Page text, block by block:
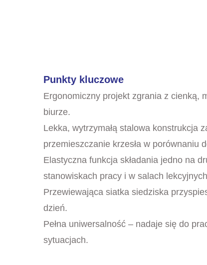
Punkty kluczowe
Ergonomiczny projekt zgrania z cienką,
biurze.
Lekka, wytrzymałą stalowa konstrukcja
przemieszczanie krzesła w porównaniu
Elastyczna funkcja składania jedno na
stanowiskach pracy i w salach
Przewiewająca siatka siedziska
dzień.
Pełna uniwersalność – nadaje się do
sytuacjach.